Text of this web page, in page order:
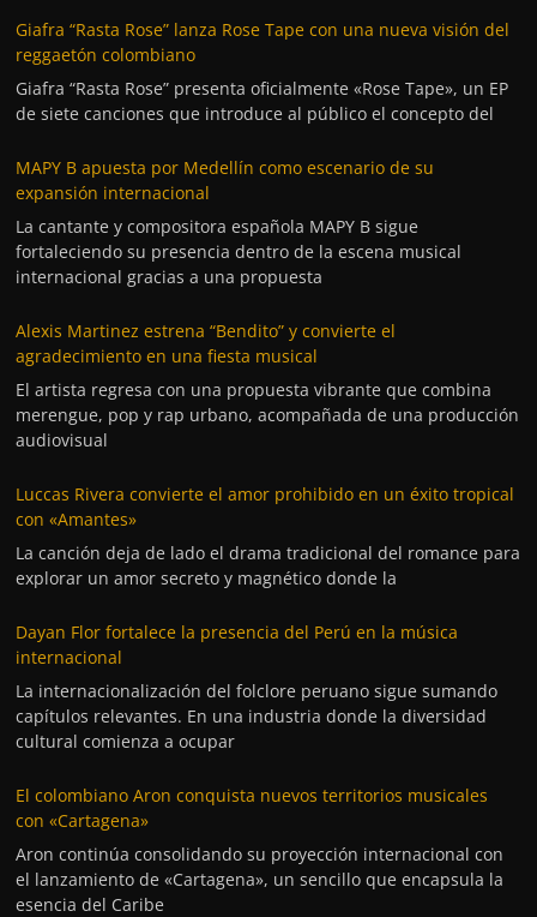
Giafra “Rasta Rose” lanza Rose Tape con una nueva visión del
reggaetón colombiano
Giafra “Rasta Rose” presenta oficialmente «Rose Tape», un EP
de siete canciones que introduce al público el concepto del
MAPY B apuesta por Medellín como escenario de su
expansión internacional
La cantante y compositora española MAPY B sigue
fortaleciendo su presencia dentro de la escena musical
internacional gracias a una propuesta
Alexis Martinez estrena “Bendito” y convierte el
agradecimiento en una fiesta musical
El artista regresa con una propuesta vibrante que combina
merengue, pop y rap urbano, acompañada de una producción
audiovisual
Luccas Rivera convierte el amor prohibido en un éxito tropical
con «Amantes»
La canción deja de lado el drama tradicional del romance para
explorar un amor secreto y magnético donde la
Dayan Flor fortalece la presencia del Perú en la música
internacional
La internacionalización del folclore peruano sigue sumando
capítulos relevantes. En una industria donde la diversidad
cultural comienza a ocupar
El colombiano Aron conquista nuevos territorios musicales
con «Cartagena»
Aron continúa consolidando su proyección internacional con
el lanzamiento de «Cartagena», un sencillo que encapsula la
esencia del Caribe